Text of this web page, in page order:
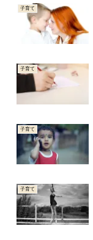
子育て
子育て
子育て
子育て